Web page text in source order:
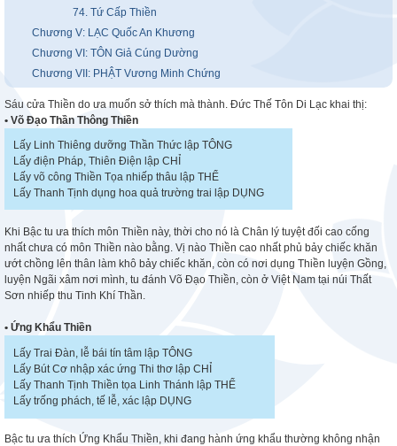
74. Tứ Cấp Thiền
Chương V: LẠC Quốc An Khương
Chương VI: TÔN Giả Cúng Dường
Chương VII: PHẬT Vương Minh Chứng
Sáu cửa Thiền do ưa muốn sở thích mà thành. Đức Thế Tôn Di Lạc khai thị:
• Võ Đạo Thần Thông Thiền
Lấy Linh Thiêng dưỡng Thần Thức lập TÔNG
Lấy điện Pháp, Thiên Điện lập CHỈ
Lấy võ công Thiền Tọa nhiếp thâu lập THỂ
Lấy Thanh Tịnh dụng hoa quả trường trai lập DỤNG
Khi Bậc tu ưa thích môn Thiền này, thời cho nó là Chân lý tuyệt đối cao cống
nhất chưa có môn Thiền nào bằng. Vị nào Thiền cao nhất phủ bảy chiếc khăn
ướt chồng lên thân làm khô bảy chiếc khăn, còn có nơi dụng Thiền luyện Gồng,
luyện Ngãi xâm nơi mình, tu đánh Võ Đạo Thiền, còn ở Việt Nam tại núi Thất
Sơn nhiếp thu Tinh Khí Thần.
• Ứng Khẩu Thiền
Lấy Trai Đàn, lễ bái tín tâm lập TÔNG
Lấy Bút Cơ nhập xác ứng Thi thơ lập CHỈ
Lấy Thanh Tịnh Thiền tọa Linh Thánh lập THỂ
Lấy trống phách, tế lễ, xác lập DỤNG
Bậc tu ưa thích Ứng Khẩu Thiền, khi đang hành ứng khẩu thường không nhận